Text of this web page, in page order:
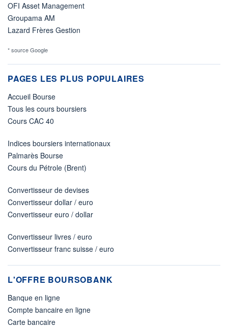
OFI Asset Management
Groupama AM
Lazard Frères Gestion
* source Google
PAGES LES PLUS POPULAIRES
Accueil Bourse
Tous les cours boursiers
Cours CAC 40
Indices boursiers internationaux
Palmarès Bourse
Cours du Pétrole (Brent)
Convertisseur de devises
Convertisseur dollar / euro
Convertisseur euro / dollar
Convertisseur livres / euro
Convertisseur franc suisse / euro
L'OFFRE BOURSOBANK
Banque en ligne
Compte bancaire en ligne
Carte bancaire